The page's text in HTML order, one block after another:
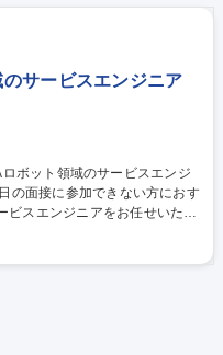
サービスエンジニア
ビスエンジニアをお任せいたし